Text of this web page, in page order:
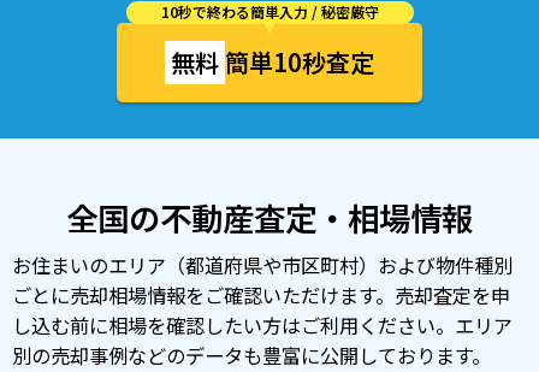
10秒で終わる簡単入力 / 秘密厳守
無料簡単10秒査定
全国の不動産査定・相場情報
お住まいのエリア（都道府県や市区町村）および物件種別
ごとに売却相場情報をご確認いただけます。売却査定を申
し込む前に相場を確認したい方はご利用ください。エリア
別の売却事例などのデータも豊富に公開しております。